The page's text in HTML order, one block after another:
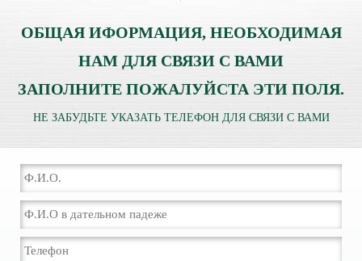
ОБЩАЯ ИФОРМАЦИЯ, НЕОБХОДИМАЯ
НАМ ДЛЯ СВЯЗИ С ВАМИ
ЗАПОЛНИТЕ ПОЖАЛУЙСТА ЭТИ ПОЛЯ.
НЕ ЗАБУДЬТЕ УКАЗАТЬ ТЕЛЕФОН ДЛЯ СВЯЗИ С ВАМИ